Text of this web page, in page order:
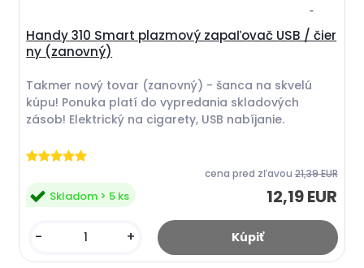
Handy 310 Smart plazmový zapaľovač USB / čier
ny (zanovný)
Takmer nový tovar (zanovný) - šanca na skvelú
kúpu! Ponuka platí do vypredania skladových
zásob! Elektrický na cigarety, USB nabíjanie.
cena pred zľavou 21,39 EUR
12,19 EUR
Skladom > 5 ks
- +